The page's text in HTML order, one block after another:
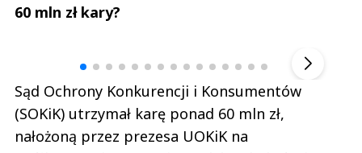
60 mln zł kary?
Sąd Ochrony Konkurencji i Konsumentów
(SOKiK) utrzymał karę ponad 60 mln zł,
nałożoną przez prezesa UOKiK na